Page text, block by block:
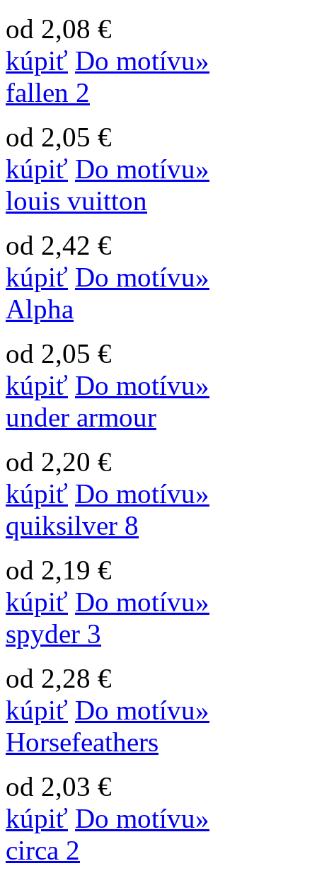
od 2,08 €
kúpiť Do motívu»
fallen 2
od 2,05 €
kúpiť Do motívu»
louis vuitton
od 2,42 €
kúpiť Do motívu»
Alpha
od 2,05 €
kúpiť Do motívu»
under armour
od 2,20 €
kúpiť Do motívu»
quiksilver 8
od 2,19 €
kúpiť Do motívu»
spyder 3
od 2,28 €
kúpiť Do motívu»
Horsefeathers
od 2,03 €
kúpiť Do motívu»
circa 2